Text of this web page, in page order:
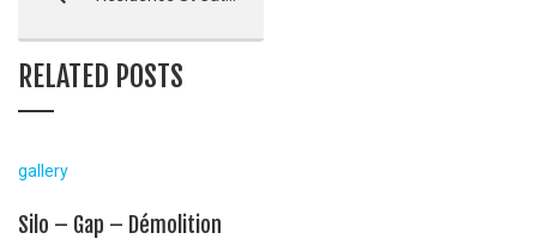
RELATED POSTS
gallery
Silo – Gap – Démolition